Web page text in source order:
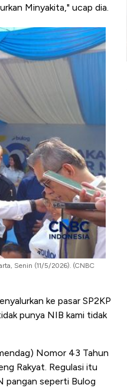
Minyakita," ucap dia.
Senin (11/5/2026). (CNBC
ke pasar SP2KP
punya NIB kami tidak
Nomor 43 Tahun
Rakyat. Regulasi itu
pangan seperti Bulog
Bintang Baru Ekonomi